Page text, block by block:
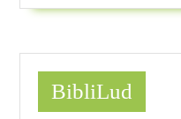
BibliLud